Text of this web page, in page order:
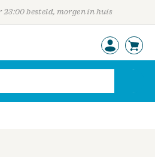
23:00 besteld, morgen in huis